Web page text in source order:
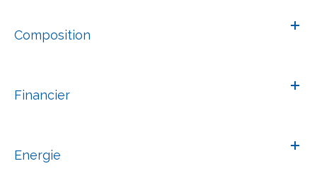
Composition
Financier
Energie